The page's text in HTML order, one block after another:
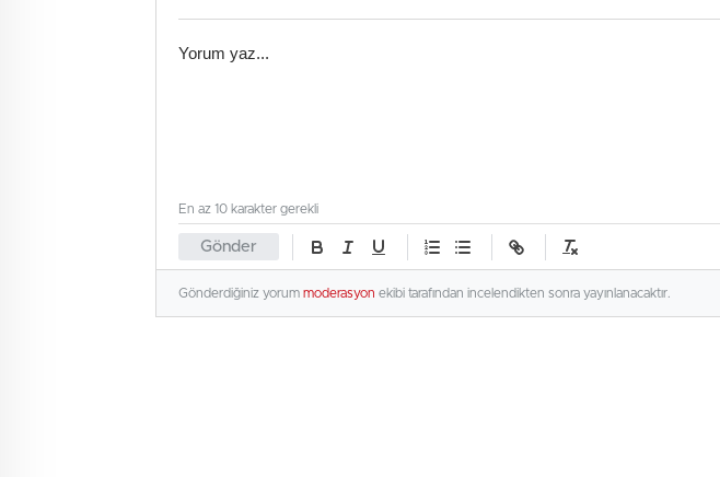
Gönder
En az 10 karakter gerekli
Gönderdiğiniz yorum moderasyon ekibi tarafından incelendikten sonra yayınlanacaktır.